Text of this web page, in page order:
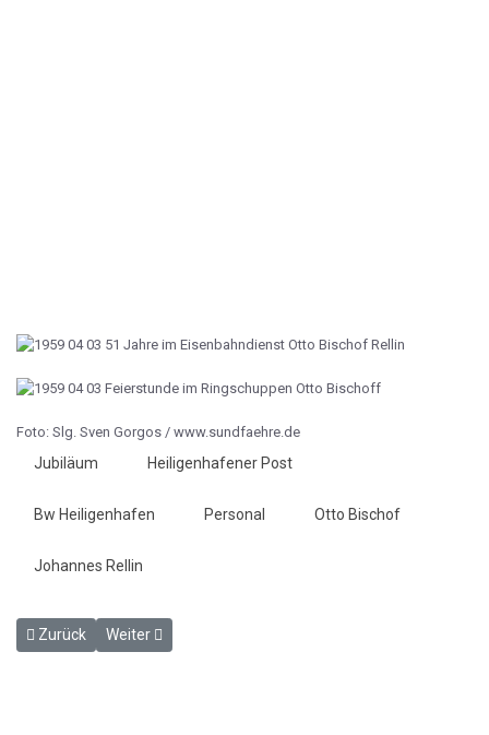
Foto: Slg. Sven Gorgos / www.sundfaehre.de
Jubiläum Heiligenhafener Post
Bw Heiligenhafen Personal Otto Bischof
Johannes Rellin
Vorheriger Beitrag: Reiserekord am Kai - HP 24.3.1959
Zurück Nächster Beitrag: Wieder Rekord am Kai - HP 3.4.1959
Weiter